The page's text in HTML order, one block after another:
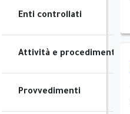
Enti controllati
Attività e procedimenti
Provvedimenti